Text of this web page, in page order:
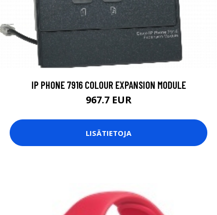
IP PHONE 7916 COLOUR EXPANSION MODULE
967.7 EUR
LISÄTIETOJA